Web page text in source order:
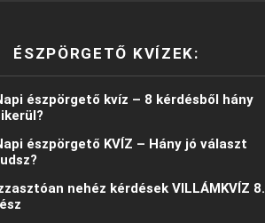
ÉSZPÖRGETŐ KVÍZEK:
észpörgető kvíz – 8 kérdésből hány
észpörgető KVÍZ – Hány jó választ
nehéz kérdések VILLÁMKVÍZ 8.